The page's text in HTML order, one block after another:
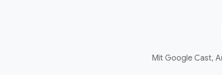
Mit Google Cast,